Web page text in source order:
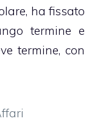
ha fissato
termine e
termine, con